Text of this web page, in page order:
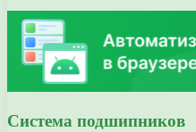
Система подшипников